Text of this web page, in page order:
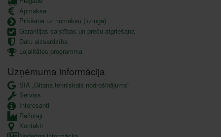
Apmaksa
Pirkšana uz nomaksu (līzingā)
Garantijas saistības un preču atgriešana
Datu aizsardzība
Lojalitātes programma
Uzņēmuma informācija
SIA „Gitana tehniskais nodrošinājums”
Serviss
Interesanti
Ražotāji
Kontakti